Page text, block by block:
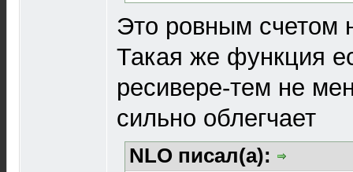
Это ровным счетом
Такая же функция
ресивере-тем не
сильно облегчает
NLO писал(а):